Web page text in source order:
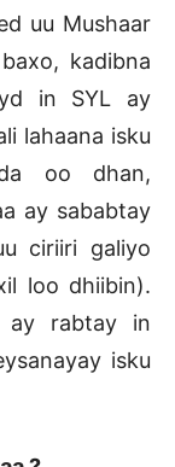
uu Mushaar
kadibna
in SYL ay
lahaana isku
oo dhan,
ay sababtay
ciriiri galiyo
loo dhiibin).
ay rabtay in
isku